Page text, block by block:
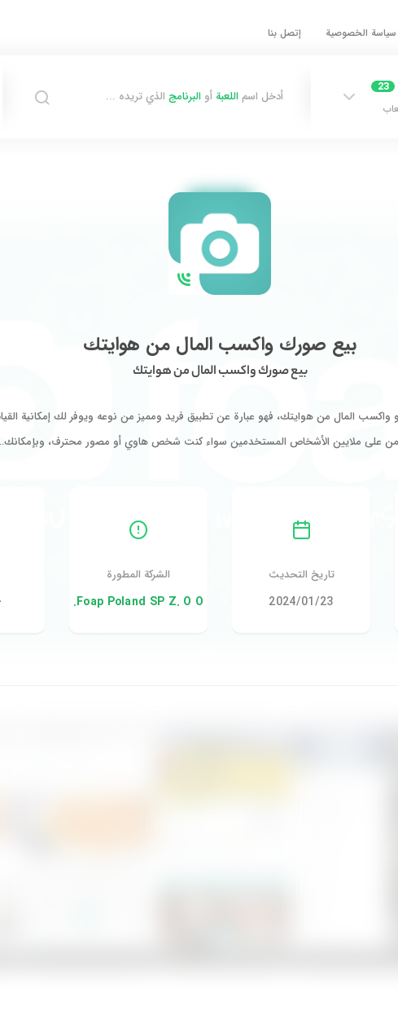
سياسة الخصوصية إتصل بنا
23
أدخل اسم اللعبة أو البرنامج الذي تريده ...
بيع صورك واكسب المال من هوايتك
بيع صورك واكسب المال من هوايتك
المال من هوايتك، فهو عبارة عن تطبيق فريد ومميز من نوعه ويوفر لك إمكانية
على ملايين الأشخاص المستخدمين سواء كنت شخص هاوي أو مصور محترف،
تاريخ التحديث
23‏/01‏/2024
الشركة المطورة
Foap Poland SP Z. O O.